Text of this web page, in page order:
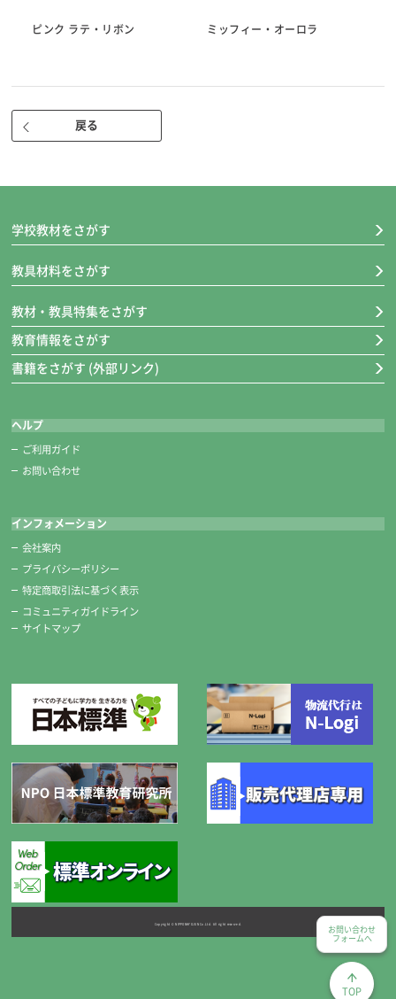
●指ぬき 短・長
●糸通し（スレダー）
●ひも通し
●リッパー（安心安全のキャップ付き。使いやすいサイズ）
■キャップ装着時の長さ 約118㎜
クリアキャップ付き。
刃が見えるからキャップのつけはずしも安心です。
切れ味バツグン！高級ステンレス製です。
※標準セットの糸切りばさみは、希望により右用・左用のどちかがセッ
トになります。
ピンク ラテ・リボン ミッフィー・オーロラ
戻る
学校教材をさがす
教具材料をさがす
教材・教具特集をさがす
教育情報をさがす
書籍をさがす (外部リンク)
ヘルプ
ご利用ガイド
お問い合わせ
インフォメーション
会社案内
プライバシーポリシー
特定商取引法に基づく表示
コミュニティガイドライン
サイトマップ
Copyright © NIPPONHYOJUN Co.Ltd. All right reserved.
お問い合わせ
フォームへ
TOP